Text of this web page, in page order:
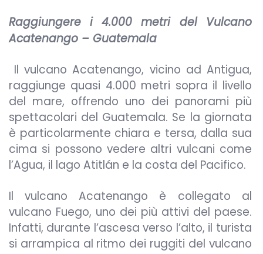
Raggiungere i 4.000 metri del Vulcano
Acatenango – Guatemala
Il vulcano Acatenango, vicino ad Antigua,
raggiunge quasi 4.000 metri sopra il livello
del mare, offrendo uno dei panorami più
spettacolari del Guatemala. Se la giornata
è particolarmente chiara e tersa, dalla sua
cima si possono vedere altri vulcani come
l’Agua, il lago Atitlán e la costa del Pacifico.
Il vulcano Acatenango è collegato al
vulcano Fuego, uno dei più attivi del paese.
Infatti, durante l’ascesa verso l’alto, il turista
si arrampica al ritmo dei ruggiti del vulcano